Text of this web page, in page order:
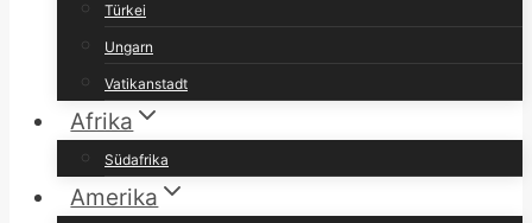
Türkei
Ungarn
Vatikanstadt
Afrika
Südafrika
Amerika